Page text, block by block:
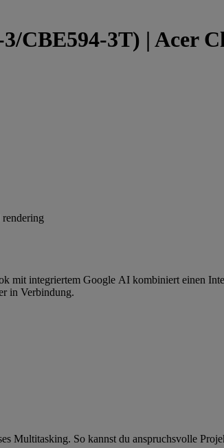
CBE594-3T) | Acer
mit integriertem Google AI kombiniert einen
in Verbindung.
Multitasking. So kannst du anspruchsvolle